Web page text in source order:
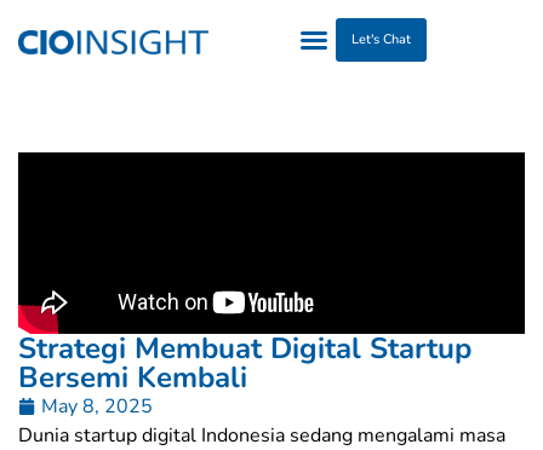
Let's Chat
Strategi Membuat Digital Startup
Bersemi Kembali
May 8, 2025
Dunia startup digital Indonesia sedang mengalami masa